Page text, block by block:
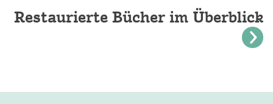
Restaurierte Bücher im Überblick